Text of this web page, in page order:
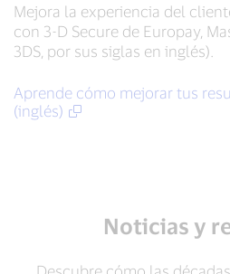
Mejora la experiencia del
con 3-D Secure de Europay,
3DS, por sus siglas en inglés).
Aprende cómo mejorar tus
(inglés)
Noticias y
Descubre cómo las